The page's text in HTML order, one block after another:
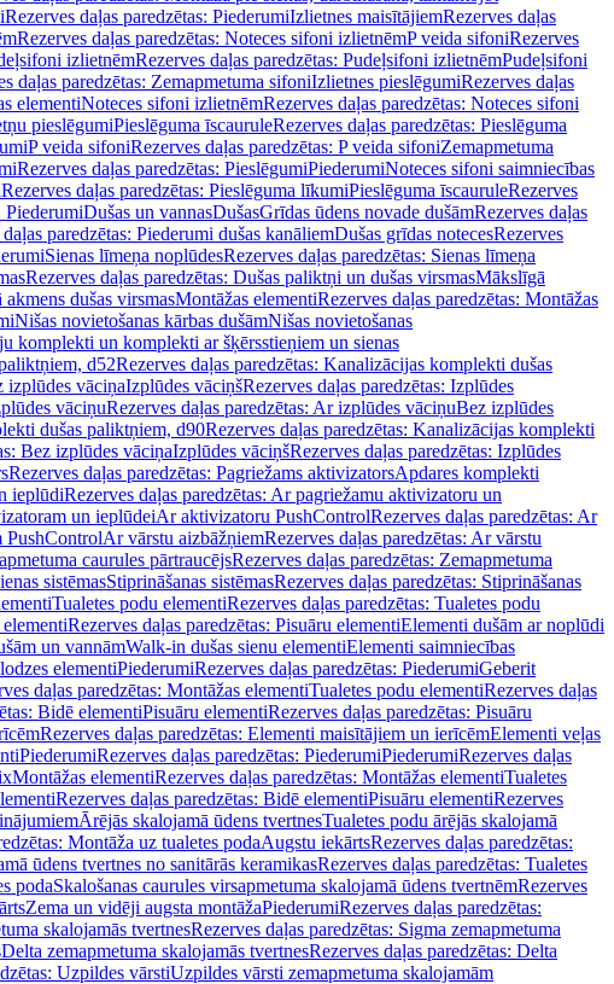
Rezerves daļas paredzētas: PiederumiIzlietnes maisītājiemRezerves daļas
Rezerves daļas paredzētas: Noteces sifoni izlietnēmP veida sifoniRezerves
izlietnēmRezerves daļas paredzētas: Pudeļsifoni izlietnēmPudeļsifoni
daļas paredzētas: Zemapmetuma sifoniIzlietnes pieslēgumiRezerves daļas
elementiNoteces sifoni izlietnēmRezerves daļas paredzētas: Noteces sifoni
pieslēgumiPieslēguma īscauruleRezerves daļas paredzētas: Pieslēguma
P veida sifoniRezerves daļas paredzētas: P veida sifoniZemapmetuma
Rezerves daļas paredzētas: PieslēgumiPiederumiNoteces sifoni saimniecības
Rezerves daļas paredzētas: Pieslēguma līkumiPieslēguma īscauruleRezerves
PiederumiDušas un vannasDušasGrīdas ūdens novade dušāmRezerves daļas
paredzētas: Piederumi dušas kanāliemDušas grīdas notecesRezerves
Sienas līmeņa noplūdesRezerves daļas paredzētas: Sienas līmeņa
Rezerves daļas paredzētas: Dušas paliktņi un dušas virsmasMākslīgā
dušas virsmasMontāžas elementiRezerves daļas paredzētas: Montāžas
Nišas novietošanas kārbas dušāmNišas novietošanas
komplekti un komplekti ar šķērsstieņiem un sienas
d52Rezerves daļas paredzētas: Kanalizācijas komplekti dušas
izplūdes vāciņaIzplūdes vāciņšRezerves daļas paredzētas: Izplūdes
vāciņuRezerves daļas paredzētas: Ar izplūdes vāciņuBez izplūdes
dušas paliktņiem, d90Rezerves daļas paredzētas: Kanalizācijas komplekti
Bez izplūdes vāciņaIzplūdes vāciņšRezerves daļas paredzētas: Izplūdes
Rezerves daļas paredzētas: Pagriežams aktivizatorsApdares komplekti
ieplūdiRezerves daļas paredzētas: Ar pagriežamu aktivizatoru un
un ieplūdeiAr aktivizatoru PushControlRezerves daļas paredzētas: Ar
PushControlAr vārstu aizbāžņiemRezerves daļas paredzētas: Ar vārstu
caurules pārtraucējsRezerves daļas paredzētas: Zemapmetuma
sistēmasStiprināšanas sistēmasRezerves daļas paredzētas: Stiprināšanas
Tualetes podu elementiRezerves daļas paredzētas: Tualetes podu
Rezerves daļas paredzētas: Pisuāru elementiElementi dušām ar noplūdi
un vannāmWalk-in dušas sienu elementiElementi saimniecības
elementiPiederumiRezerves daļas paredzētas: PiederumiGeberit
daļas paredzētas: Montāžas elementiTualetes podu elementiRezerves daļas
Bidē elementiPisuāru elementiRezerves daļas paredzētas: Pisuāru
Rezerves daļas paredzētas: Elementi maisītājiem un ierīcēmElementi veļas
PiederumiRezerves daļas paredzētas: PiederumiPiederumiRezerves daļas
Montāžas elementiRezerves daļas paredzētas: Montāžas elementiTualetes
Rezerves daļas paredzētas: Bidē elementiPisuāru elementiRezerves
Ārējās skalojamā ūdens tvertnesTualetes podu ārējās skalojamā
Montāža uz tualetes podaAugstu iekārtsRezerves daļas paredzētas:
ūdens tvertnes no sanitārās keramikasRezerves daļas paredzētas: Tualetes
podaSkalošanas caurules virsapmetuma skalojamā ūdens tvertnēmRezerves
Zema un vidēji augsta montāžaPiederumiRezerves daļas paredzētas:
skalojamās tvertnesRezerves daļas paredzētas: Sigma zemapmetuma
Delta zemapmetuma skalojamās tvertnesRezerves daļas paredzētas: Delta
Uzpildes vārstiUzpildes vārsti zemapmetuma skalojamām